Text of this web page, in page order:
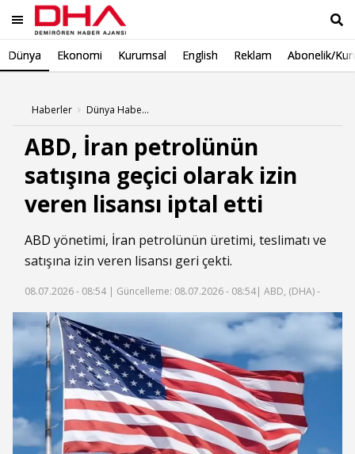
Dünya Ekonomi Kurumsal English Reklam Abonelik/
Haberler Dünya Haberleri
ABD, İran petrolünün
satışına geçici olarak izin
veren lisansı iptal etti
ABD yönetimi, İran petrolünün üretimi, teslimatı ve
satışına izin veren lisansı geri çekti.
08.07.2026 - 08:54 | Güncelleme: 08.07.2026 - 08:54| ABD, (DHA) -